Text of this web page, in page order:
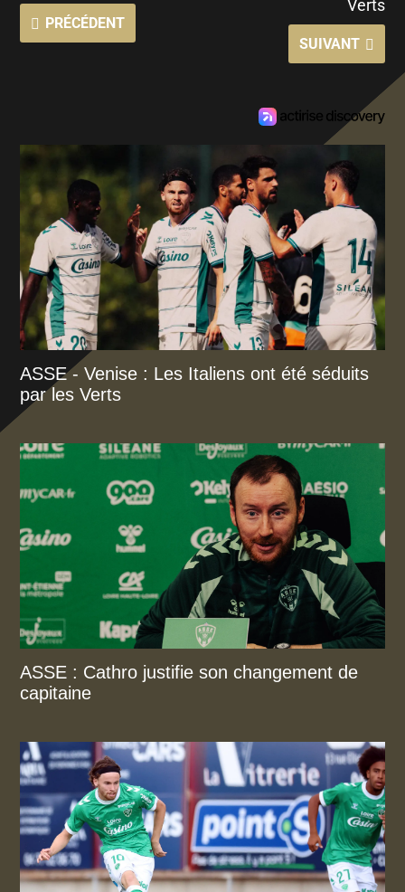
PRÉCÉDENT
Verts
SUIVANT
ASSE - Venise : Les Italiens ont été séduits
par les Verts
ASSE : Cathro justifie son changement de
capitaine